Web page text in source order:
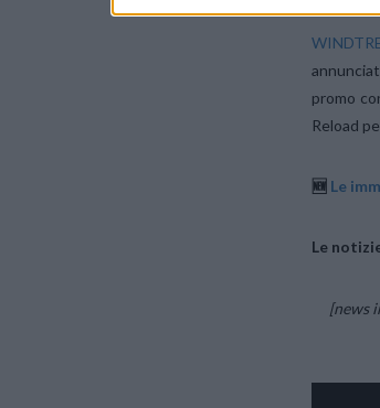
promo
Reload
🆕 Le
Le
[news